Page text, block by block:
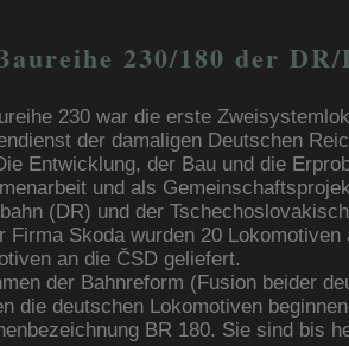
230/180 der
230 war die erste
der damaligen Deutschen
Entwicklung, der Bau und die
und als
(DR) und der
Firma Skoda wurden 20 Lokomotiven
an die ČSD geliefert.
der Bahnreform (Fusion beider
die deutschen Lokomotiven
BR 180. Sie sind bis